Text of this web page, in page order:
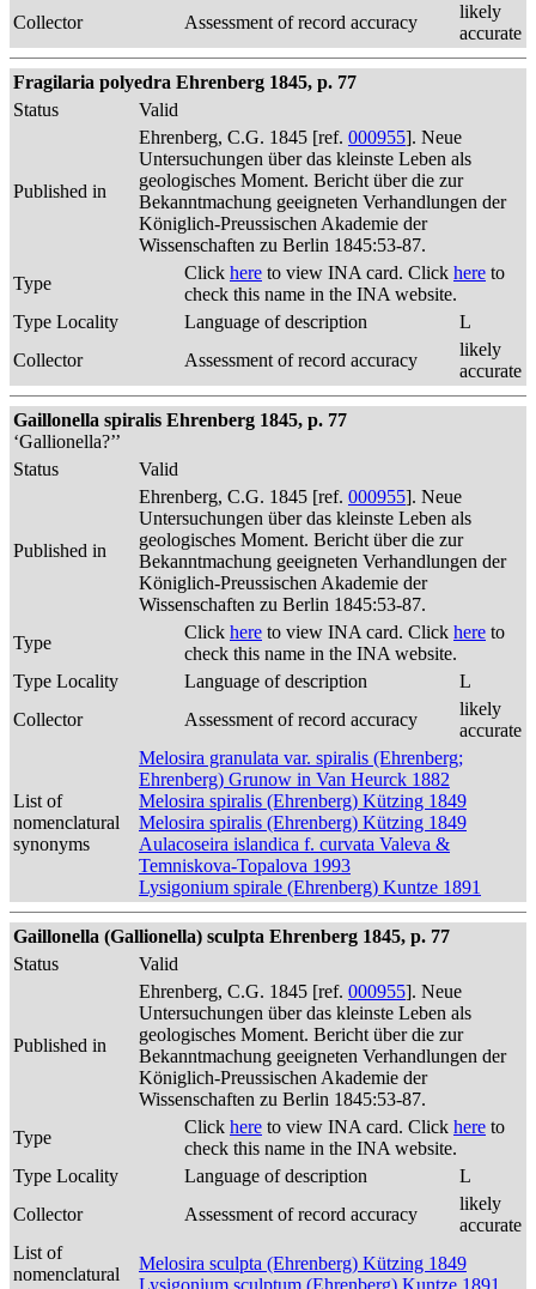
Collector
Assessment of record accuracy
likely
accurate
Fragilaria polyedra Ehrenberg 1845, p. 77
Status
Valid
Published in
Ehrenberg, C.G. 1845 [ref. 000955]. Neue
Untersuchungen über das kleinste Leben als
geologisches Moment. Bericht über die zur
Bekanntmachung geeigneten Verhandlungen der
Königlich-Preussischen Akademie der
Wissenschaften zu Berlin 1845:53-87.
Type
Click here to view INA card. Click here to
check this name in the INA website.
Type Locality
Language of description
L
Collector
Assessment of record accuracy
likely
accurate
Gaillonella spiralis Ehrenberg 1845, p. 77
‘Gallionella?’’
Status
Valid
Published in
Ehrenberg, C.G. 1845 [ref. 000955]. Neue
Untersuchungen über das kleinste Leben als
geologisches Moment. Bericht über die zur
Bekanntmachung geeigneten Verhandlungen der
Königlich-Preussischen Akademie der
Wissenschaften zu Berlin 1845:53-87.
Type
Click here to view INA card. Click here to
check this name in the INA website.
Type Locality
Language of description
L
Collector
Assessment of record accuracy
likely
accurate
List of
nomenclatural
synonyms
Melosira granulata var. spiralis (Ehrenberg;
Ehrenberg) Grunow in Van Heurck 1882
Melosira spiralis (Ehrenberg) Kützing 1849
Melosira spiralis (Ehrenberg) Kützing 1849
Aulacoseira islandica f. curvata Valeva &
Temniskova-Topalova 1993
Lysigonium spirale (Ehrenberg) Kuntze 1891
Gaillonella (Gallionella) sculpta Ehrenberg 1845, p. 77
Status
Valid
Published in
Ehrenberg, C.G. 1845 [ref. 000955]. Neue
Untersuchungen über das kleinste Leben als
geologisches Moment. Bericht über die zur
Bekanntmachung geeigneten Verhandlungen der
Königlich-Preussischen Akademie der
Wissenschaften zu Berlin 1845:53-87.
Type
Click here to view INA card. Click here to
check this name in the INA website.
Type Locality
Language of description
L
Collector
Assessment of record accuracy
likely
accurate
List of
nomenclatural
Melosira sculpta (Ehrenberg) Kützing 1849
Lysigonium sculptum (Ehrenberg) Kuntze 1891